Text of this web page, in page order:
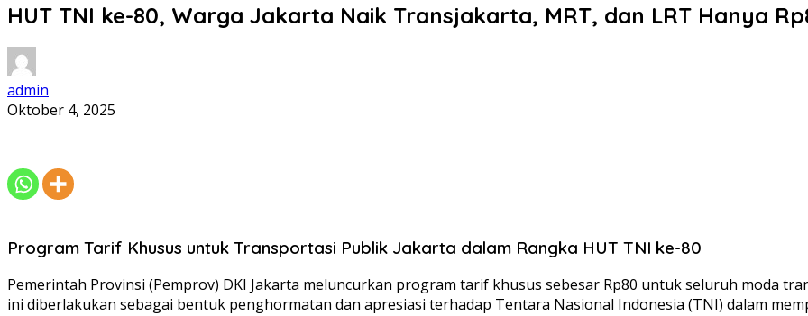
HUT TNI ke-80, Warga Jakarta Naik Transjakarta, MRT, dan LRT Hanya
admin
Oktober 4, 2025
Program Tarif Khusus untuk Transportasi Publik Jakarta dalam Rangka HUT TNI ke-80
Pemerintah Provinsi (Pemprov) DKI Jakarta meluncurkan program tarif khusus sebesar Rp80 untuk seluruh moda
ini diberlakukan sebagai bentuk penghormatan dan apresiasi terhadap Tentara Nasional Indonesia (TNI) dalam